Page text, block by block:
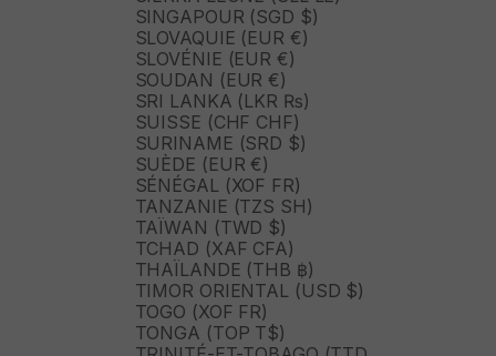
SINGAPOUR (SGD $)
SLOVAQUIE (EUR €)
SLOVÉNIE (EUR €)
SOUDAN (EUR €)
SRI LANKA (LKR ₨)
SUISSE (CHF CHF)
SURINAME (SRD $)
SUÈDE (EUR €)
SÉNÉGAL (XOF FR)
TANZANIE (TZS SH)
TAÏWAN (TWD $)
TCHAD (XAF CFA)
THAÏLANDE (THB ฿)
TIMOR ORIENTAL (USD $)
TOGO (XOF FR)
TONGA (TOP T$)